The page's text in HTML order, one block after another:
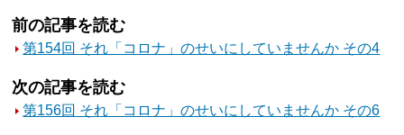
前の記事を読む
第154回 それ「コロナ」のせいにしていませんか その4
次の記事を読む
第156回 それ「コロナ」のせいにしていませんか その6